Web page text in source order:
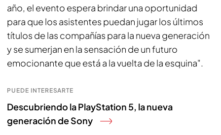
año, el evento espera brindar una oportunidad
para que los asistentes puedan jugar los últimos
títulos de las compañías para la nueva generación
y se sumerjan en la sensación de un futuro
emocionante que está a la vuelta de la esquina".
PUEDE INTERESARTE
Descubriendo la PlayStation 5, la nueva
generación de Sony